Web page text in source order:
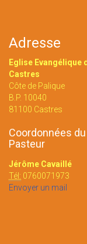
Adresse
Eglise Evangélique
Castres
Côte de Palique
B.P. 10040
81100 Castres
Coordonnées du
Pasteur
Jérôme Cavaillé
Tél: 0760071973
Envoyer un mail